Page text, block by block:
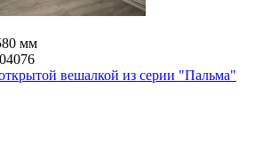
мм
вешалкой из серии "Пальма"